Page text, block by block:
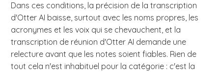
Dans ces conditions, la précision de la transcription
d'Otter AI baisse, surtout avec les noms propres, les
acronymes et les voix qui se chevauchent, et la
transcription de réunion d'Otter AI demande une
relecture avant que les notes soient fiables. Rien de
tout cela n'est inhabituel pour la catégorie : c'est la